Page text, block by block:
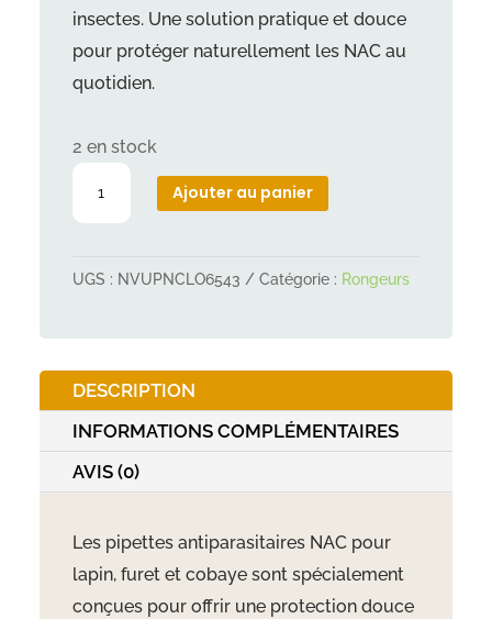
insectes. Une solution pratique et douce
pour protéger naturellement les NAC au
quotidien.
2 en stock
antparasitaires
cobaye
Ajouter au panier
UGS : NVUPNCLO6543 Catégorie : Rongeurs
DESCRIPTION
INFORMATIONS COMPLÉMENTAIRES
AVIS (0)
Les pipettes antiparasitaires NAC pour
lapin, furet et cobaye sont spécialement
conçues pour offrir une protection douce